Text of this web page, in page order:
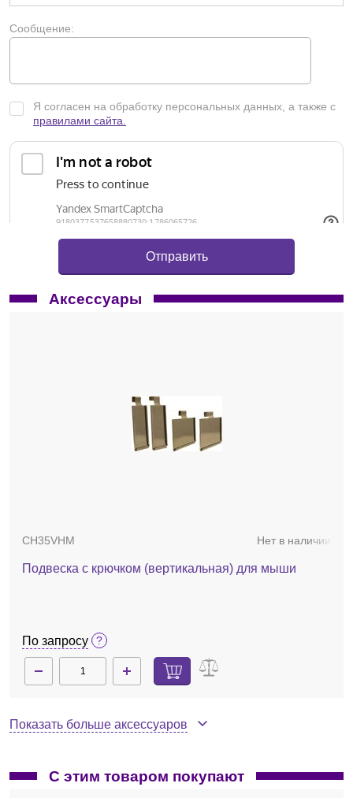
Сообщение:
Я согласен на обработку персональных данных, а также с
правилами сайта.
Аксессуары
CH35VHM Нет в наличии
Подвеска с крючком (вертикальная) для мыши
По запросу
Показать больше аксессуаров
С этим товаром покупают